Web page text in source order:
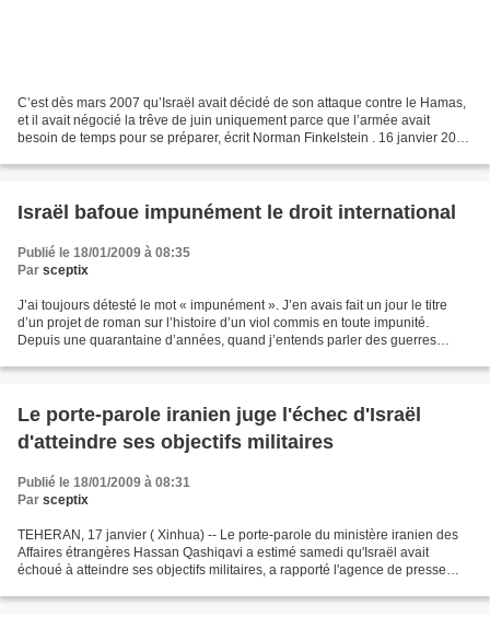
C’est dès mars 2007 qu’Israël avait décidé de son attaque contre le Hamas,
et il avait négocié la trêve de juin uniquement parce que l’armée avait
besoin de temps pour se préparer, écrit Norman Finkelstein . 16 janvier 2009
Israël bafoue impunément le droit international
Publié le 18/01/2009 à 08:35
Par sceptix
J’ai toujours détesté le mot « impunément ». J’en avais fait un jour le titre
d’un projet de roman sur l’histoire d’un viol commis en toute impunité.
Depuis une quarantaine d’années, quand j’entends parler des guerres
Le porte-parole iranien juge l'échec d'Israël
d'atteindre ses objectifs militaires
Publié le 18/01/2009 à 08:31
Par sceptix
TEHERAN, 17 janvier ( Xinhua) -- Le porte-parole du ministère iranien des
Affaires étrangères Hassan Qashiqavi a estimé samedi qu'Israël avait
échoué à atteindre ses objectifs militaires, a rapporté l'agence de presse